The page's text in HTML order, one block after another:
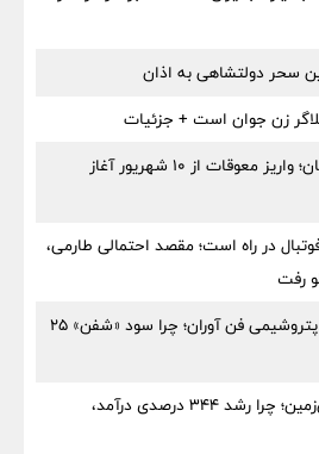
سحر دولتشاهی به اذان
زن جوان است + جزئیات
خبر مهم برای بازنشستگان؛ واریز معوقات از ۱۰ شهریور آغاز
در راه است؛ مقصد احتمالی طارمی،
افت ۳۶ درصدی فروش پتروشیمی فن آوران؛ چرا سود «شفن» ۲۵
زیان ۱۱ همتی بانک ایران‌زمین؛ چرا رشد ۳۴۴ درصدی درآمد،